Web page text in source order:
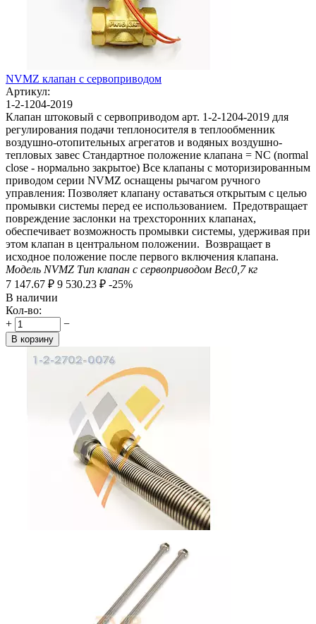
NVMZ клапан с сервоприводом
Артикул:
1-2-1204-2019
Клапан штоковый с сервоприводом арт. 1-2-1204-2019 для
регулирования подачи теплоносителя в теплообменник
воздушно-отопительных агрегатов и водяных воздушно-
тепловых завес Стандартное положение клапана = NC (normal
close - нормально закрытое) Все клапаны с моторизированным
приводом серии NVMZ оснащены рычагом ручного
управления: Позволяет клапану оставаться открытым с целью
промывки системы перед ее использованием. Предотвращает
повреждение заслонки на трехсторонних клапанах,
обеспечивает возможность промывки системы, удерживая при
этом клапан в центральном положении. Возвращает в
исходное положение после первого включения клапана.
Модель NVMZ Тип клапан с сервоприводом Вес0,7кг
7 147.67 ₽ 9 530.23 ₽ -25%
В наличии
Кол-во:
+
−
В корзину